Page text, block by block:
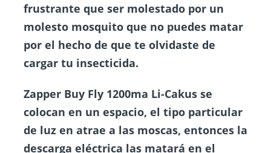
frustrante que ser molestado por un
molesto mosquito que no puedes matar
por el hecho de que te olvidaste de
cargar tu insecticida.
Zapper Buy Fly 1200ma Li-Cakusse
colocan en un espacio, el tipo particular
de luz en atrae a las moscas, entonces la
descarga eléctrica las matará en el